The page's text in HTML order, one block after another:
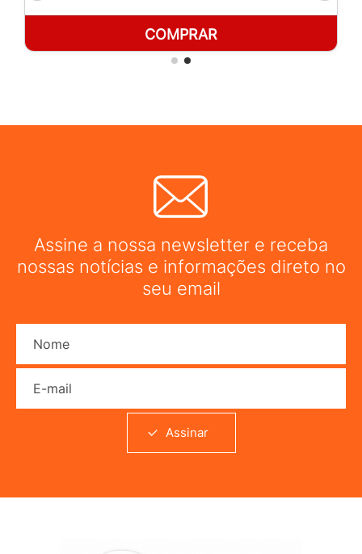
COMPRAR
Assine a nossa newsletter e receba
nossas notícias e informações direto no
seu email
Assinar